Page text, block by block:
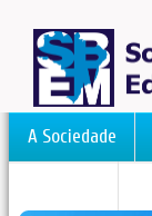
A Sociedade